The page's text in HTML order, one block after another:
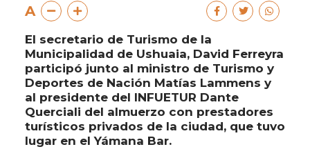
A
El secretario de Turismo de la
Municipalidad de Ushuaia, David Ferreyra
participó junto al ministro de Turismo y
Deportes de Nación Matías Lammens y
al presidente del INFUETUR Dante
Querciali del almuerzo con prestadores
turísticos privados de la ciudad, que tuvo
lugar en el Yámana Bar.